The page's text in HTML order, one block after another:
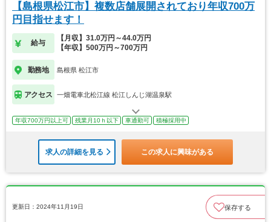
【島根県松江市】複数店舗展開されており年収700万
円目指せます！
給与
【月収】31.0万円～44.0万円
【年収】500万円～700万円
勤務地 島根県 松江市
アクセス 一畑電車北松江線 松江しんじ湖温泉駅
年収700万円以上可 残業月10ｈ以下 車通勤可 積極採用中
求人の詳細を見る この求人に興味がある
更新日：2024年11月19日 保存する